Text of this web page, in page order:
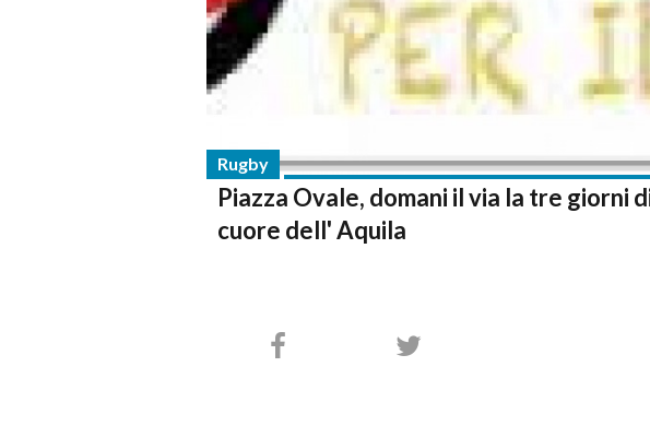
Rugby
Piazza Ovale, domani il via la tre giorni
cuore dell' Aquila